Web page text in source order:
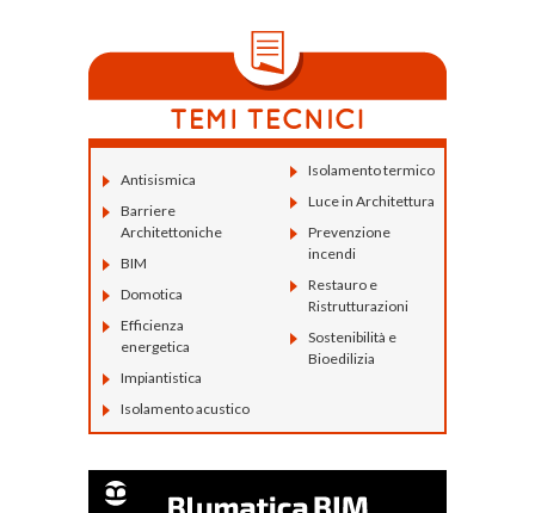
Antisismica
Barriere
Architettoniche
BIM
Domotica
Efficienza
energetica
Impiantistica
Isolamento acustico
Isolamento termico
Luce in Architettura
Prevenzione
incendi
Restauro e
Ristrutturazioni
Sostenibilità e
Bioedilizia